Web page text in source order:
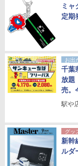
ミャ
定期
お出
千葉
放題
売。
駅や
グッ
新幹
ルダ